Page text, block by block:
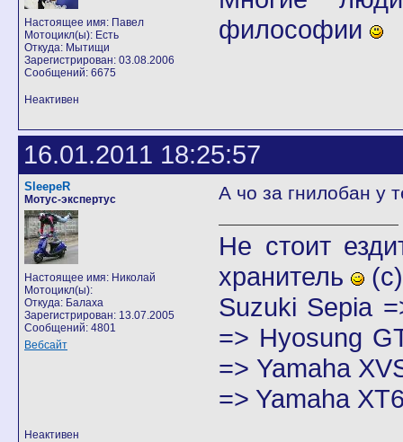
Настоящее имя: Павел
Мотоцикл(ы): Есть
Откуда: Мытищи
Зарегистрирован: 03.08.2006
Сообщений: 6675
философии
Неактивен
16.01.2011 18:25:57
SleepeR
Мотус-экспертус
Настоящее имя: Николай
Мотоцикл(ы):
Откуда: Балаха
Зарегистрирован: 13.07.2005
Сообщений: 4801
Вебсайт
А чо за гнилобан у
Не стоит
хранитель
(с)
Suzuki Sepia
=> Hyosung
=> Yamaha
=> Yamaha
Неактивен